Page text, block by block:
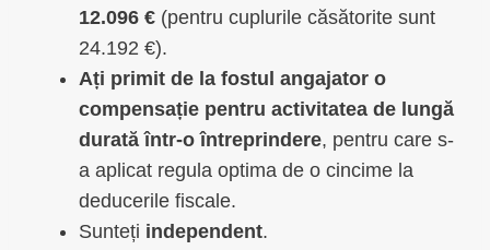
12.096 € (pentru cuplurile căsătorite sunt
24.192 €).
Ați primit de la fostul angajator o
compensație pentru activitatea de lungă
durată într-o întreprindere, pentru care s-
a aplicat regula optima de o cincime la
deducerile fiscale.
Sunteți independent.